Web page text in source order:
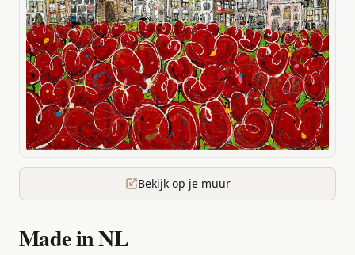
Bekijk op je muur
Made in NL